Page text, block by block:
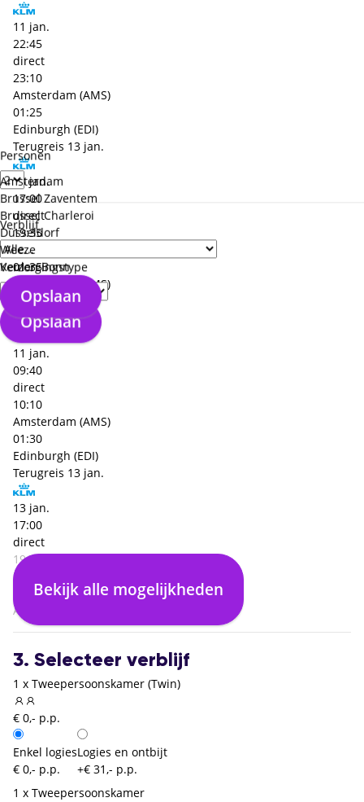
Personen
Verblijf
Verzorgingstype
Opslaan
Amsterdam
Brussel Zaventem
Brussel Charleroi
Düsseldorf
Weeze
Keulen Bonn
Opslaan
11 jan.
22:45
direct
23:10
Amsterdam (AMS)
01:25
Edinburgh (EDI)
Terugreis 13 jan.
13 jan.
17:00
direct
19:35
Edinburgh (EDI)
01:35
Amsterdam (AMS)
+€ 315,- p.p.
Heenreis 11 jan.
11 jan.
09:40
direct
10:10
Amsterdam (AMS)
01:30
Edinburgh (EDI)
Terugreis 13 jan.
13 jan.
17:00
direct
19:35
Edinburgh (EDI)
01:35
Amsterdam (AMS)
Bekijk alle mogelijkheden
3. Selecteer verblijf
1 x Tweepersoonskamer (Twin)
€ 0,- p.p.
Enkel logies
€ 0,- p.p.
Logies en ontbijt
+€ 31,- p.p.
1 x Tweepersoonskamer